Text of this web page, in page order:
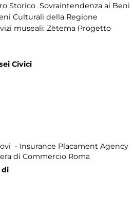
Storico Sovraintendenza ai Beni
Culturali della Regione
museali: Zètema Progetto
Civici
- Insurance Placament Agency
di Commercio Roma
di